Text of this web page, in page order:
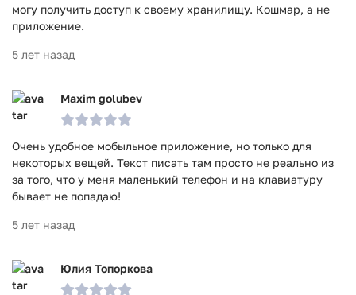
могу получить доступ к своему хранилищу. Кошмар, а не
приложение.
5 лет назад
Maxim golubev
Очень удобное мобыльное приложение, но только для
некоторых вещей. Текст писать там просто не реально из
за того, что у меня маленький телефон и на клавиатуру
бывает не попадаю!
5 лет назад
Юлия Топоркова